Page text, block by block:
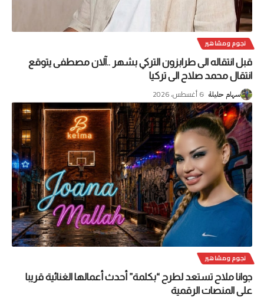
نجوم ومشاهير
قبل انتقاله الى طرابزون التركي بشهر ..آلان مصطفى يتوقع
انتقال محمد صلاح الى تركيا
سهام حليلة 6 أغسطس، 2026
نجوم ومشاهير
جوانا ملاح تستعد لطرح “بكلمة” أحدث أعمالها الغنائية قريبا
على المنصات الرقمية